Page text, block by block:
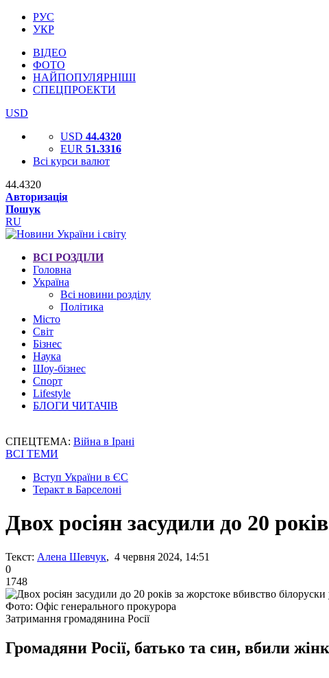
РУС
УКР
ВІДЕО
ФОТО
НАЙПОПУЛЯРНІШІ
СПЕЦПРОЕКТИ
USD
USD 44.4320
EUR 51.3316
Всі курси валют
44.4320
Авторизація
Пошук
RU
ВСІ РОЗДІЛИ
Головна
Україна
Всі новини розділу
Політика
Місто
Світ
Бізнес
Наука
Шоу-бізнес
Спорт
Lifestyle
БЛОГИ ЧИТАЧІВ
СПЕЦТЕМА: Війна в Ірані
ВСІ ТЕМИ
Вступ України в ЄС
Теракт в Барселоні
Двох росіян засудили до 20
Текст: Алена Шевчук, 4 червня 2024, 14:51
0
1748
Фото: Офіс генерального прокурора
Затримання громадянина Росії
Громадяни Росії, батько та син, вбили